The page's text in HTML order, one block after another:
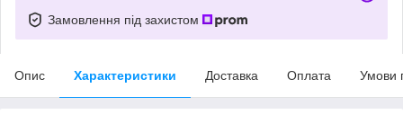
Замовлення під захистом
Опис Характеристики Доставка Оплата Умови